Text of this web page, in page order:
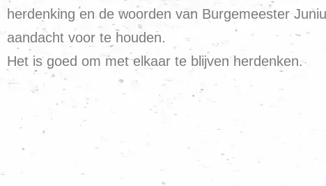
herdenking en de woorden van Burgemeester
aandacht voor te houden.
Het is goed om met elkaar te blijven herdenken.